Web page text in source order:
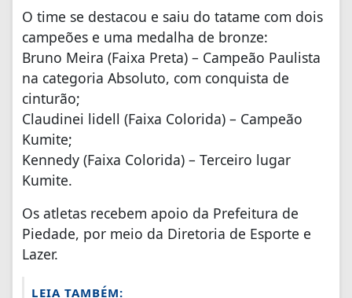
O time se destacou e saiu do tatame com dois
campeões e uma medalha de bronze:
Bruno Meira (Faixa Preta) – Campeão Paulista
na categoria Absoluto, com conquista de
cinturão;
Claudinei lidell (Faixa Colorida) – Campeão
Kumite;
Kennedy (Faixa Colorida) – Terceiro lugar
Kumite.
Os atletas recebem apoio da Prefeitura de
Piedade, por meio da Diretoria de Esporte e
Lazer.
LEIA TAMBÉM: